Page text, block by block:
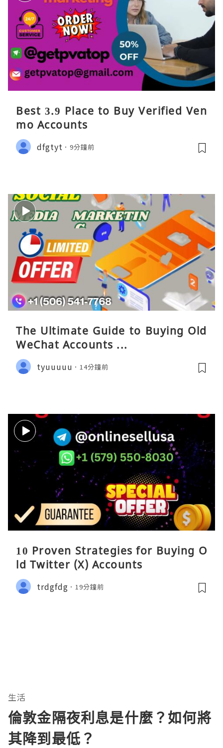
Best 3.9 Place to Buy Verified Ven
mo Accounts
dfgtyt 9分鐘前
The Ultimate Guide to Buying Old
WeChat Accounts ...
tyuuuuu 14分鐘前
10 Proven Strategies for Buying O
ld Twitter (X) Accounts
trdgfdg 19分鐘前
生活
倫敦金隔夜利息是什麼？如何將
其降到最低？